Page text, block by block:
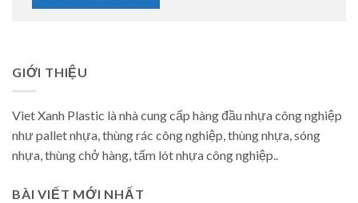
GIỚI THIỆU
Viet Xanh Plastic là nhà cung cấp hàng đầu nhựa công nghiệp
như pallet nhựa, thùng rác công nghiệp, thùng nhựa, sóng
nhựa, thùng chở hàng, tấm lót nhựa công nghiệp..
BÀI VIẾT MỚI NHẤT